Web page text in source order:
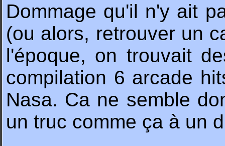
Dommage qu'il n'y ait
(ou alors, retrouver un
l'époque, on trouvait
compilation 6 arcade
Nasa. Ca ne semble
un truc comme ça à un